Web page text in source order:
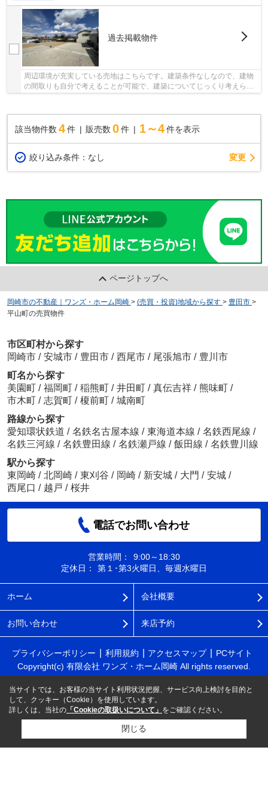
過去掲載物件
周辺環境が充実している売地はこちらです。建築条件なしなので、建物
の間取りも自分で考えることが可能で、建築についてじっくり考えられ
該当物件数 4件 販売数 0 件 1～4 件を表示
絞り込み条件： なし 変更
ページトップへ
岡崎市の不動産｜ワンズ・ホーム岡崎 > (売買・投資)地域から探す > 豊田市 >
平山町の売買物件
市区町村から探す
岡崎市 / 安城市 / 豊田市 / 西尾市 / 尾張旭市 / 豊川市
町名から探す
美園町 / 福岡町 / 稲熊町 / 井田町 / 真伝吉祥 / 熊味町 /
市木町 / 志賀町 / 榎前町 / 城南町
路線から探す
愛知環状鉄道 / 名鉄名古屋本線 / 東海道本線 / 名鉄西尾線 /
名鉄三河線 / 名鉄豊田線 / 名鉄瀬戸線 / 飯田線 / 名鉄豊川線
駅から探す
東岡崎 / 北岡崎 / 東刈谷 / 岡崎 / 新安城 / 大門 / 安城 /
西尾口 / 越戸 / 桜井
電話でお問い合わせ
営業時間：
9:00～18:30
定休日：
第１･第3火曜日、毎週水曜日
ホーム 会社概要
お問い合わせ 来店予約
プライバシーポリシー 利用規約 アクセスマップ
PCサイト
Copyright(c) 有限会社 ワンズ・ホーム岡崎 All rights reserved.
当サイトでは、お客様の当サイト利用状況把握、サービス向上検討を目的と
して、クッキー（Cookie）を使用しています。
詳しくは、当社の 「Cookieの取扱いについて」 をご確認ください。
閉じる